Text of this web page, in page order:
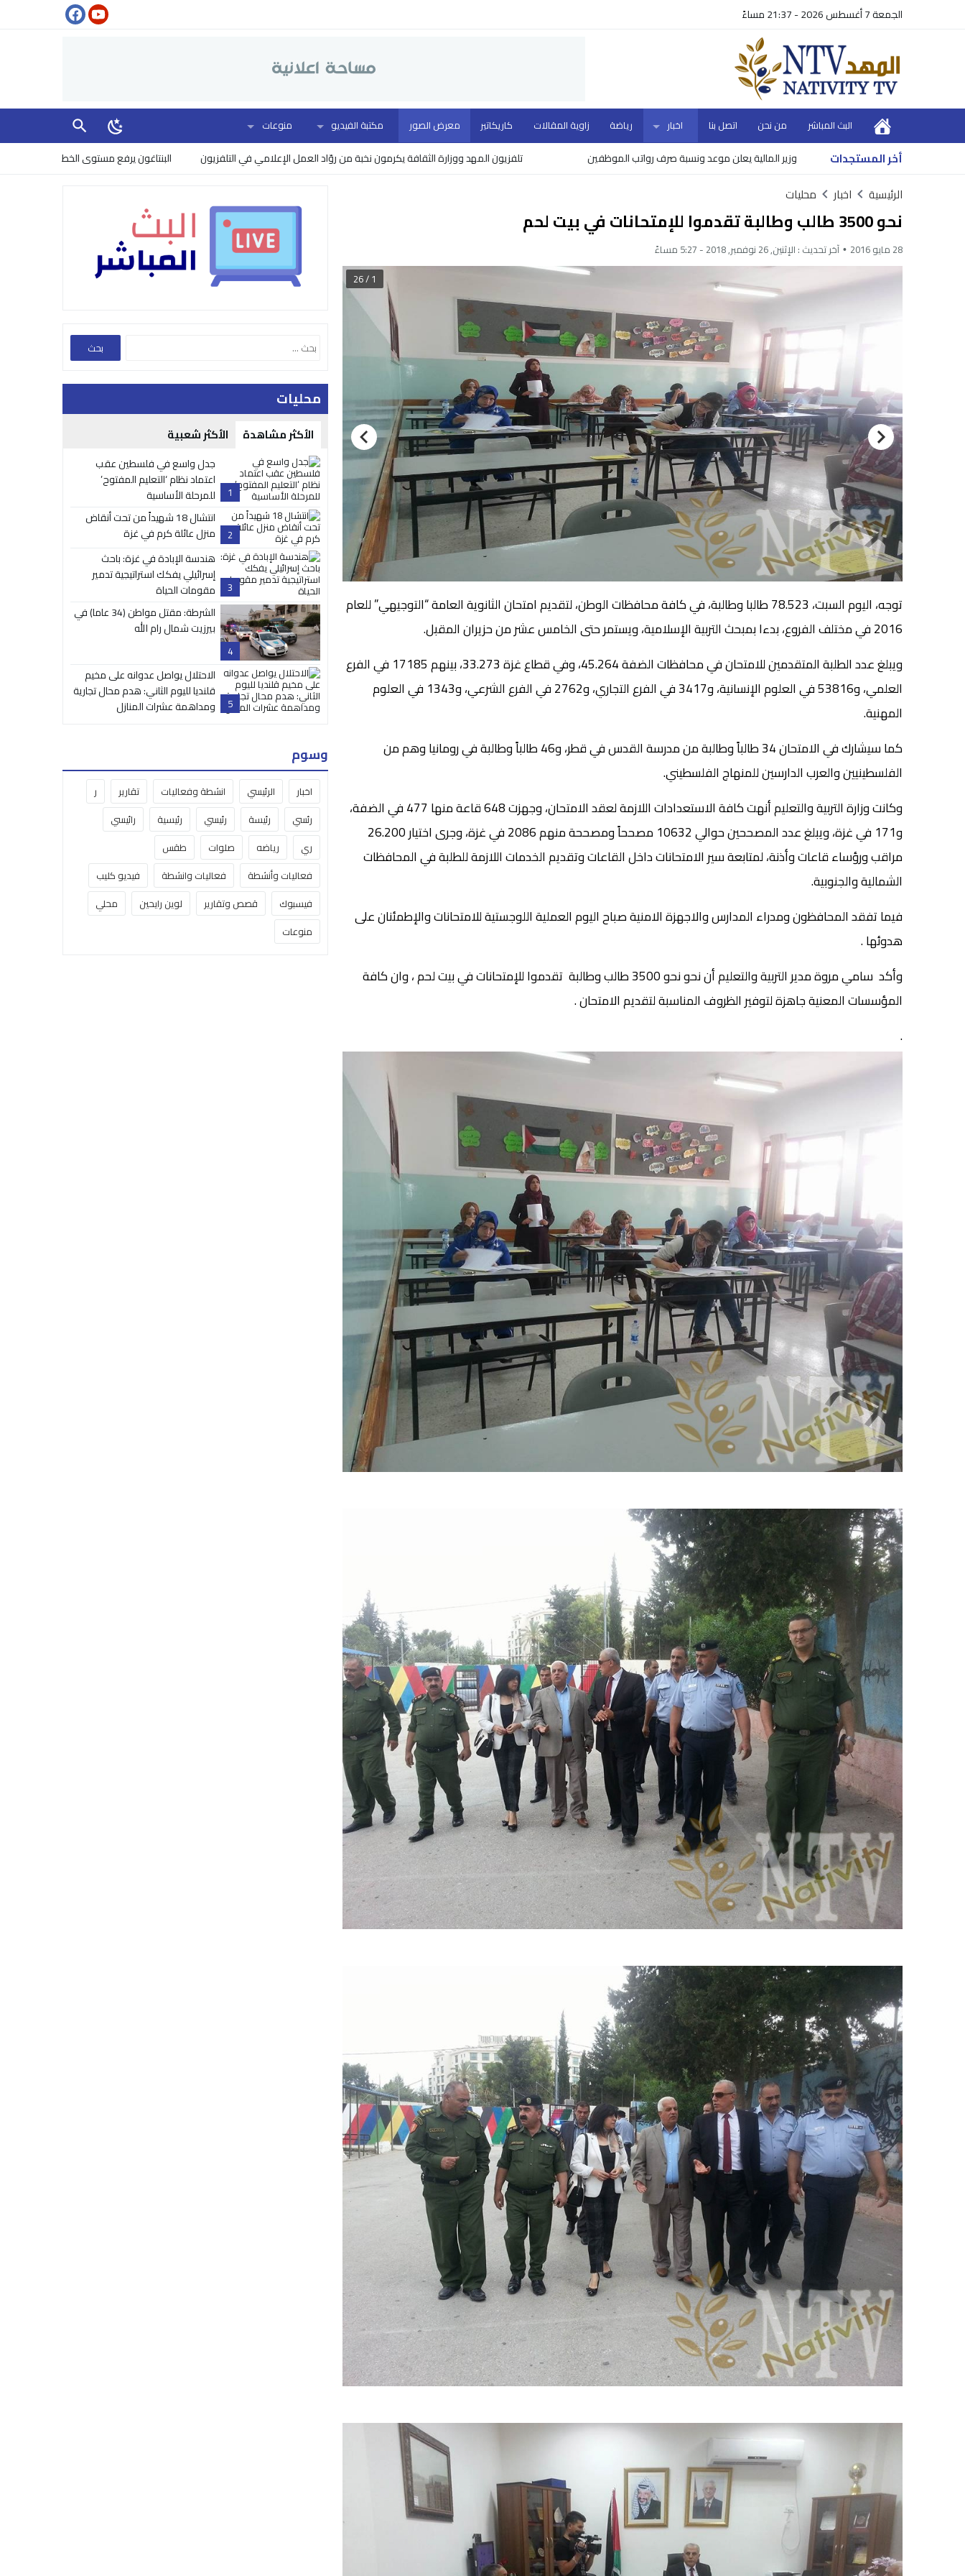
الجمعة 7 أغسطس 2026 - 21:37 مساءً
البث المباشر من نحن اتصل بنا اخبار رياضة زاوية المقالات كاريكاتير معرض الصور مكتبة الفيديو منوعات
أخر المستجدات تلفزيون المهد ووزارة الثقافة يكرمون نخبة من روّاد العمل الإعلامي في التلفزيون البنتاغون يرفع مستوى الخطر: إسرائيل تتجسس على نقاشات ترامب وزير المالية يعلن موعد ونسبة صرف رواتب الموظفين
الرئيسية اخبار محليات
نحو 3500 طالب وطالبة تقدموا للإمتحانات في بيت لحم
28 مايو 2016 آخر تحديث : الإثنين, 26 نوفمبر, 2018 - 5:27 مساءً
1 / 26
توجه، اليوم السبت، 78.523 طالبا وطالبة، في كافة محافظات الوطن، لتقديم امتحان الثانوية العامة “التوجيهي” للعام
2016 في مختلف الفروع، بدءا بمبحث التربية الإسلامية، ويستمر حتى الخامس عشر من حزيران المقبل.
ويبلغ عدد الطلبة المتقدمين للامتحان في محافظات الضفة 45.264، وفي قطاع غزة 33.273، بينهم 17185 في الفرع
العلمي، و53816 في العلوم الإنسانية، و3417 في الفرع التجاري، و2762 في الفرع الشرعي، و1343 في العلوم
المهنية.
كما سيشارك في الامتحان 34 طالباً وطالبة من مدرسة القدس في قطر، و46 طالباً وطالبة في رومانيا وهم من
الفلسطينيين والعرب الدارسين للمنهاج الفلسطيني.
وكانت وزارة التربية والتعليم أنهت كافة الاستعدادات اللازمة لعقد الامتحان، وجهزت 648 قاعة منها 477 في الضفة،
و171 في غزة، ويبلغ عدد المصححين حوالي 10632 مصححاً ومصححة منهم 2086 في غزة، وجرى اختيار 26.200
مراقب ورؤساء قاعات وأذنة، لمتابعة سير الامتحانات داخل القاعات وتقديم الخدمات اللازمة للطلبة في المحافظات
الشمالية والجنوبية.
فيما تفقد المحافظون ومدراء المدارس والاجهزة الامنية صباح اليوم العملية اللوجستية للامتحانات والإطمئنان على
هدوئها .
وأكد سامي مروة مدير التربية والتعليم أن نحو نحو 3500 طالب وطالبة تقدموا للإمتحانات في بيت لحم ، وان كافة
المؤسسات المعنية جاهزة لتوفير الظروف المناسبة لتقديم الامتحان .
.
محليات
الأكثر مشاهدة الأكثر شعبية
1
جدل واسع في فلسطين عقب
اعتماد نظام ‘التعليم المفتوح’
للمرحلة الأساسية
2
انتشال 18 شهيداً من تحت أنقاض
منزل عائلة كرم في غزة
3
هندسة الإبادة في غزة: باحث
إسرائيلي يفكك استراتيجية تدمير
مقومات الحياة
4
الشرطة: مقتل مواطن (34 عاما) في
بيرزيت شمال رام الله
5
الاحتلال يواصل عدوانه على مخيم
قلنديا لليوم الثاني: هدم محال تجارية
ومداهمة عشرات المنازل
وسوم
اخبار الرئيسي انشطة وفعاليات تقارير
ر
رئسي
رئيسة رئيسي رئيسية
رائيسي
ري
رياضه صلوات
طقس
فعاليات وأنشطة
فعاليات وانشطة
فيديو كليب
فيسبوك
قصص وتقارير لوين رايحين
محلي
منوعات